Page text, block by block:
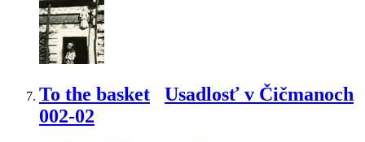
To the basket
Usadlosť v Čičmanoch
002-02